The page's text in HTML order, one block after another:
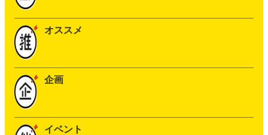
オススメ
企画
イベント